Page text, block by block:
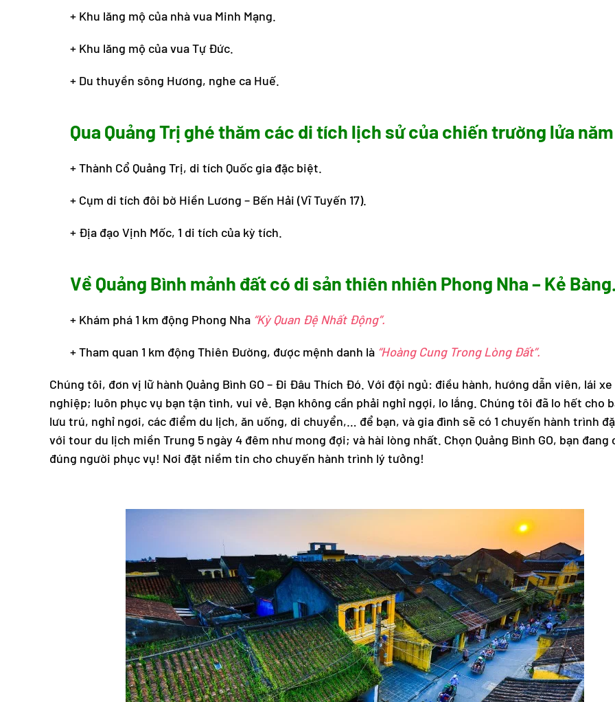
+ Khu lăng mộ của nhà vua Minh Mạng.
+ Khu lăng mộ của vua Tự Đức.
+ Du thuyền sông Hương, nghe ca Huế.
Qua Quảng Trị ghé thăm các di tích lịch sử của chiến trường lửa
+ Thành Cổ Quảng Trị, di tích Quốc gia đặc biệt.
+ Cụm di tích đôi bờ Hiền Lương – Bến Hải (Vĩ Tuyến 17).
+ Địa đạo Vịnh Mốc, 1 di tích của kỳ tích.
Về Quảng Bình mảnh đất có di sản thiên nhiên Phong Nha – Kẻ Bàng.
+ Khám phá 1 km động Phong Nha “Kỳ Quan Đệ Nhất Động”.
+ Tham quan 1 km động Thiên Đường, được mệnh danh là “Hoàng Cung Trong Lòng Đất”.
Chúng tôi, đơn vị lữ hành Quảng Bình GO – Đi Đâu Thích Đó. Với đội ngủ: điều hành, hướng dẫn viên, lái
nghiệp; luôn phục vụ bạn tận tình, vui vẻ. Bạn không cần phải nghỉ ngợi, lo lắng. Chúng tôi đã lo hết cho
lưu trú, nghỉ ngơi, các điểm du lịch, ăn uống, di chuyển,… để bạn, và gia đình sẽ có 1 chuyến hành trình
với tour du lịch miền Trung 5 ngày 4 đêm như mong đợi; và hài lòng nhất. Chọn Quảng Bình GO, bạn đang
đúng người phục vụ! Nơi đặt niềm tin cho chuyến hành trình lý tưởng!